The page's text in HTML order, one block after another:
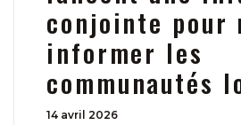
conjointe pour
informer les
communautés
14 avril 2026